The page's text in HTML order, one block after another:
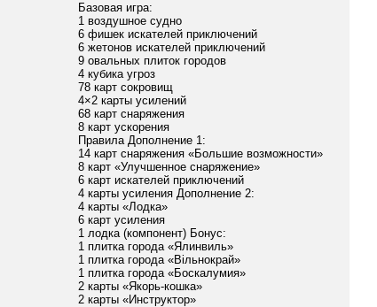
Базовая игра:
1 воздушное судно
6 фишек искателей приключений
6 жетонов искателей приключений
9 овальных плиток городов
4 кубика угроз
78 карт сокровищ
4×2 карты усилений
68 карт снаряжения
8 карт ускорения
Правила Дополнение 1:
14 карт снаряжения «Большие возможности»
8 карт «Улучшенное снаряжение»
6 карт искателей приключений
4 карты усиления Дополнение 2:
4 карты «Лодка»
6 карт усиления
1 лодка (компонент) Бонус:
1 плитка города «Ялинвиль»
1 плитка города «Вільнокрай»
1 плитка города «Боскалумия»
2 карты «Якорь-кошка»
2 карты «Инструктор»